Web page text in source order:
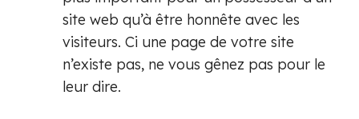
site web qu’à être honnête avec les
visiteurs. Ci une page de votre site
n’existe pas, ne vous gênez pas pour le
leur dire.